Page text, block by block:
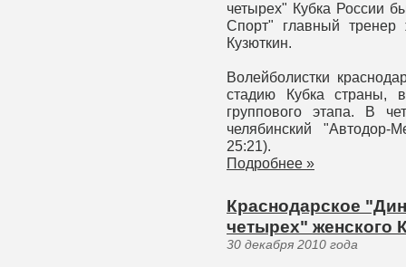
четырех" Кубка России
Спорт" главный тренер
Кузюткин.
Волейболистки
стадию Кубка страны,
группового этапа. В
челябинский
25:21).
Подробнее »
Краснодарское
четырех" женского
30 декабря 2010 года